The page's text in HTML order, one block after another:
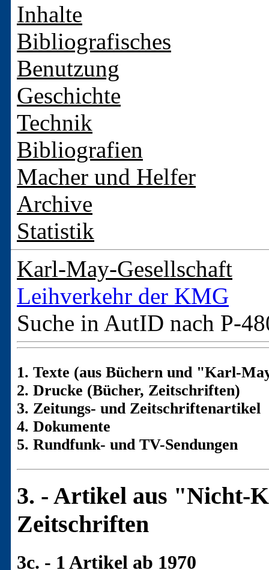
Inhalte
Bibliografisches
Benutzung
Geschichte
Technik
Bibliografien
Macher und Helfer
Archive
Statistik
Karl-May-Gesellschaft
Leihverkehr der KMG
Suche in AutID nach P-
1. Texte (aus Büchern und "Karl-
2. Drucke (Bücher, Zeitschriften)
3. Zeitungs- und Zeitschriftenartikel
4. Dokumente
5. Rundfunk- und TV-Sendungen
3. - Artikel aus "Nicht-
Zeitschriften
3c. - 1 Artikel ab 1970